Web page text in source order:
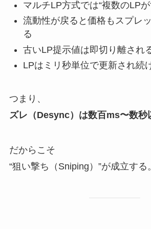
マルチLP方式では“複数のLP
流動性が戻ると価格もスプレ
る
古いLP提示値は即切り離され
LPはミリ秒単位で更新され続
つまり、
ズレ（Desync）は数百ms〜数秒
だからこそ
“狙い撃ち（Sniping）”が成立する。